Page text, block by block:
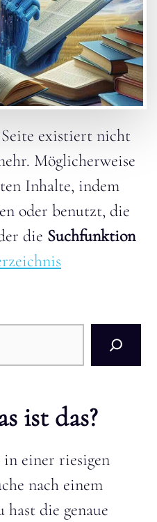
existiert nicht
Möglicherweise
Inhalte, indem
oder benutzt, die
die Suchfunktion
ist das?
einer riesigen
nach einem
die genaue